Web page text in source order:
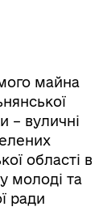
майна
– вуличні
області в
молоді та
ради